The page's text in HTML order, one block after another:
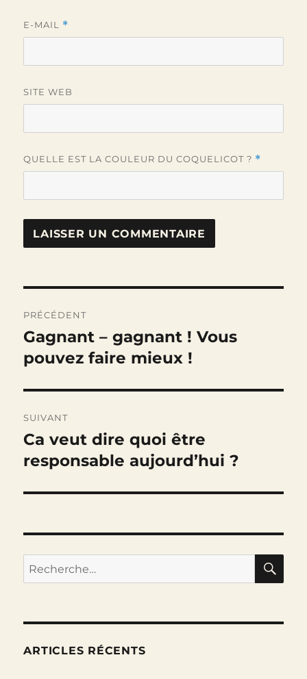
E-MAIL *
SITE WEB
QUELLE EST LA COULEUR DU COQUELICOT ? *
de
l’article
PRÉCÉDENT
Publication
précédente :
Gagnant – gagnant ! Vous
pouvez faire mieux !
SUIVANT
Publication
suivante :
Ca veut dire quoi être
responsable aujourd’hui ?
Recherche
pour :
ARTICLES RÉCENTS